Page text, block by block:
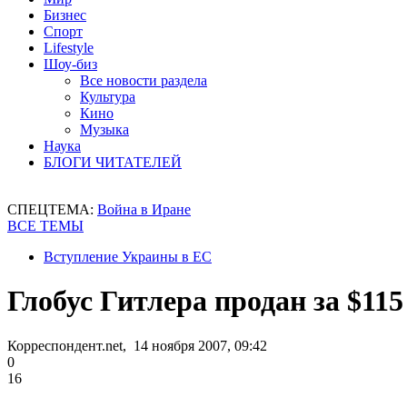
Бизнес
Спорт
Lifestyle
Шоу-биз
Все новости раздела
Культура
Кино
Музыка
Наука
БЛОГИ ЧИТАТЕЛЕЙ
СПЕЦТЕМА: Война в Иране
ВСЕ ТЕМЫ
Вступление Украины в ЕС
Глобус Гитлера продан за
Корреспондент.net, 14 ноября 2007, 09:42
0
16